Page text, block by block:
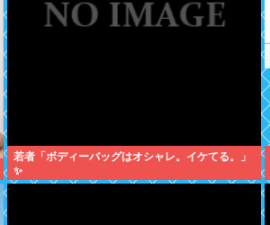
若者「ボディーバッグはオシャレ。イケてる。」
✨